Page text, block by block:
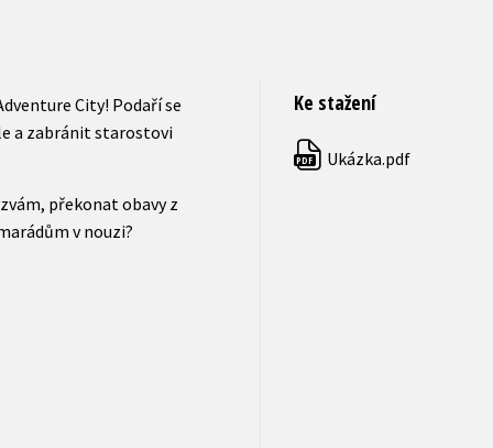
City! Podaří se
a zabránit starostovi
překonat obavy z
v nouzi?
Ke stažení
PDF Ukázka.pdf